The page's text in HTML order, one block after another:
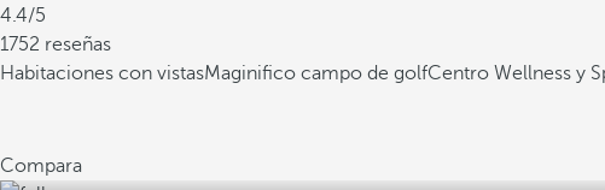
4.4/5
1752 reseñas
Habitaciones con vistasMaginifico campo de golfCentro Wellness y
Compara